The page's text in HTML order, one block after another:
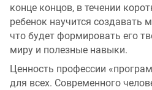
конце концов, в течении
ребенок научится создавать
что будет формировать его
миру и полезные навыки.
Ценность профессии
для всех. Современного